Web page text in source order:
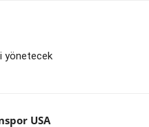
yönetecek
USA